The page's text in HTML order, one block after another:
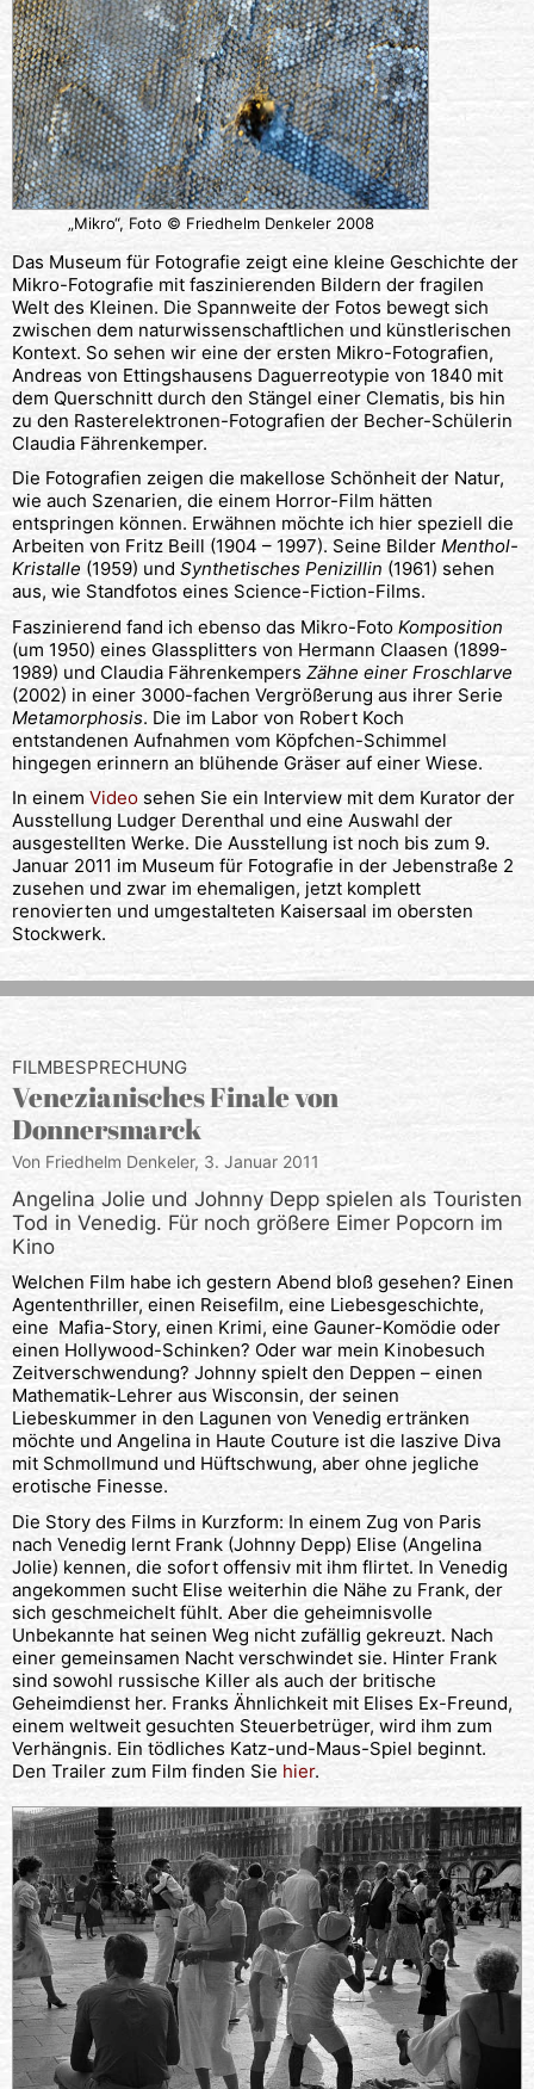
„Mikro“, Foto © Friedhelm Denkeler 2008
Das Museum für Fotografie zeigt eine kleine Geschichte der
Mikro-Fotografie mit faszinierenden Bildern der fragilen
Welt des Kleinen. Die Spannweite der Fotos bewegt sich
zwischen dem naturwissenschaftlichen und künstlerischen
Kontext. So sehen wir eine der ersten Mikro-Fotografien,
Andreas von Ettingshausens Daguerreotypie von 1840 mit
dem Querschnitt durch den Stängel einer Clematis, bis hin
zu den Rasterelektronen-Fotografien der Becher-Schülerin
Claudia Fährenkemper.
Die Fotografien zeigen die makellose Schönheit der Natur,
wie auch Szenarien, die einem Horror-Film hätten
entspringen können. Erwähnen möchte ich hier speziell die
Arbeiten von Fritz Beill (1904 – 1997). Seine Bilder Menthol-
Kristalle (1959) und Synthetisches Penizillin (1961) sehen
aus, wie Standfotos eines Science-Fiction-Films.
Faszinierend fand ich ebenso das Mikro-Foto Komposition
(um 1950) eines Glassplitters von Hermann Claasen (1899-
1989) und Claudia Fährenkempers Zähne einer Froschlarve
(2002) in einer 3000-fachen Vergrößerung aus ihrer Serie
Metamorphosis. Die im Labor von Robert Koch
entstandenen Aufnahmen vom Köpfchen-Schimmel
hingegen erinnern an blühende Gräser auf einer Wiese.
In einem Video sehen Sie ein Interview mit dem Kurator der
Ausstellung Ludger Derenthal und eine Auswahl der
ausgestellten Werke. Die Ausstellung ist noch bis zum 9.
Januar 2011 im Museum für Fotografie in der Jebenstraße 2
zusehen und zwar im ehemaligen, jetzt komplett
renovierten und umgestalteten Kaisersaal im obersten
Stockwerk.
FILMBESPRECHUNG
Venezianisches Finale von
Donnersmarck
Von Friedhelm Denkeler, 3. Januar 2011
Angelina Jolie und Johnny Depp spielen als Touristen
Tod in Venedig. Für noch größere Eimer Popcorn im
Kino
Welchen Film habe ich gestern Abend bloß gesehen? Einen
Agententhriller, einen Reisefilm, eine Liebesgeschichte,
eine Mafia-Story, einen Krimi, eine Gauner-Komödie oder
einen Hollywood-Schinken? Oder war mein Kinobesuch
Zeitverschwendung? Johnny spielt den Deppen – einen
Mathematik-Lehrer aus Wisconsin, der seinen
Liebeskummer in den Lagunen von Venedig ertränken
möchte und Angelina in Haute Couture ist die laszive Diva
mit Schmollmund und Hüftschwung, aber ohne jegliche
erotische Finesse.
Die Story des Films in Kurzform: In einem Zug von Paris
nach Venedig lernt Frank (Johnny Depp) Elise (Angelina
Jolie) kennen, die sofort offensiv mit ihm flirtet. In Venedig
angekommen sucht Elise weiterhin die Nähe zu Frank, der
sich geschmeichelt fühlt. Aber die geheimnisvolle
Unbekannte hat seinen Weg nicht zufällig gekreuzt. Nach
einer gemeinsamen Nacht verschwindet sie. Hinter Frank
sind sowohl russische Killer als auch der britische
Geheimdienst her. Franks Ähnlichkeit mit Elises Ex-Freund,
einem weltweit gesuchten Steuerbetrüger, wird ihm zum
Verhängnis. Ein tödliches Katz-und-Maus-Spiel beginnt.
Den Trailer zum Film finden Sie hier.